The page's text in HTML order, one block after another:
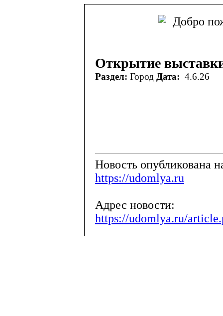
Открытие
Раздел: Город Дата: 4.6.26
Новость опубликована
https://udomlya.ru
Адрес новости:
https://udomlya.ru/